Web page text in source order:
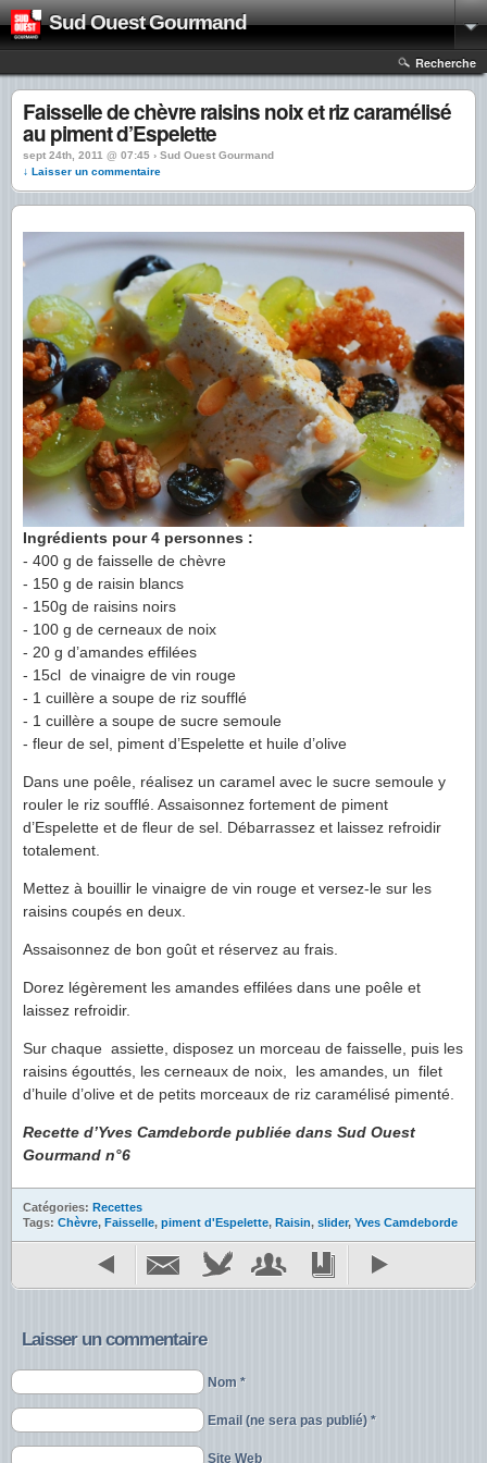
Sud Ouest Gourmand
Recherche
Faisselle de chèvre raisins noix et riz caramélisé
au piment d’Espelette
sept 24th, 2011 @ 07:45 › Sud Ouest Gourmand
↓ Laisser un commentaire
Ingrédients pour 4 personnes :
- 400 g de faisselle de chèvre
- 150 g de raisin blancs
- 150g de raisins noirs
- 100 g de cerneaux de noix
- 20 g d’amandes effilées
- 15cl de vinaigre de vin rouge
- 1 cuillère a soupe de riz soufflé
- 1 cuillère a soupe de sucre semoule
- fleur de sel, piment d’Espelette et huile d’olive
Dans une poêle, réalisez un caramel avec le sucre semoule y
rouler le riz soufflé. Assaisonnez fortement de piment
d’Espelette et de fleur de sel. Débarrassez et laissez refroidir
totalement.
Mettez à bouillir le vinaigre de vin rouge et versez-le sur les
raisins coupés en deux.
Assaisonnez de bon goût et réservez au frais.
Dorez légèrement les amandes effilées dans une poêle et
laissez refroidir.
Sur chaque assiette, disposez un morceau de faisselle, puis les
raisins égouttés, les cerneaux de noix, les amandes, un filet
d’huile d’olive et de petits morceaux de riz caramélisé pimenté.
Recette d’Yves Camdeborde publiée dans Sud Ouest
Gourmand n°6
Catégories: Recettes
Tags: Chèvre, Faisselle, piment d'Espelette, Raisin, slider, Yves Camdeborde
Laisser un commentaire
Nom *
Email (ne sera pas publié) *
Site Web